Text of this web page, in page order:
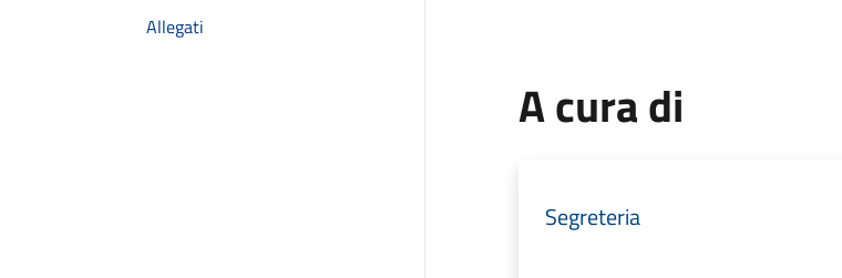
Allegati
A cura di
Segreteria